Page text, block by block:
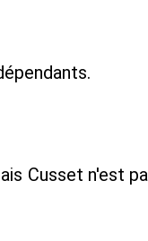
Cusset n'est